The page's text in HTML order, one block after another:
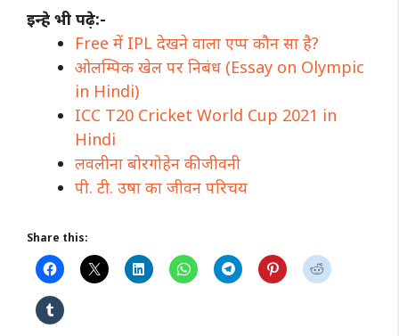
इन्हे भी पढ़े:-
Free में IPL देखने वाला एप्प कौन सा है?
ओलम्पिक खेल पर निबंध (Essay on Olympic
in Hindi)
ICC T20 Cricket World Cup 2021 in
Hindi
लवलीना बोरगोहेन की जीवनी
पी. टी. उषा का जीवन परिचय
Share this: